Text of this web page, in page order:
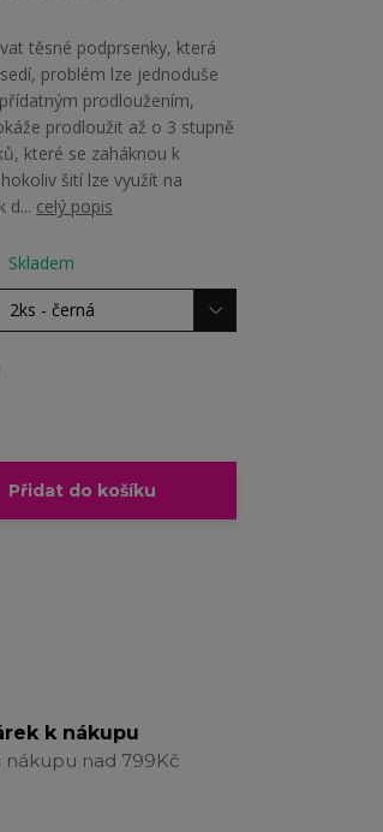
těsné podprsenky, která
problém lze jednoduše
prodloužením,
prodloužit až o 3 stupně
které se zaháknou k
šití lze využít na
d... celý popis
Skladem
Přidat do košíku
k nákupu
nákupu nad 799Kč